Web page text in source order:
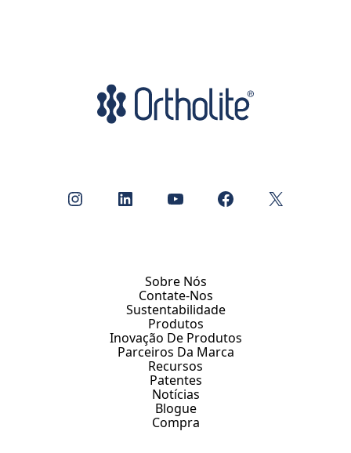
Instagram LinkedIn YouTube Facebook X
Sobre Nós
Contate-Nos
Sustentabilidade
Produtos
Inovação De Produtos
Parceiros Da Marca
Recursos
Patentes
Notícias
Blogue
Compra